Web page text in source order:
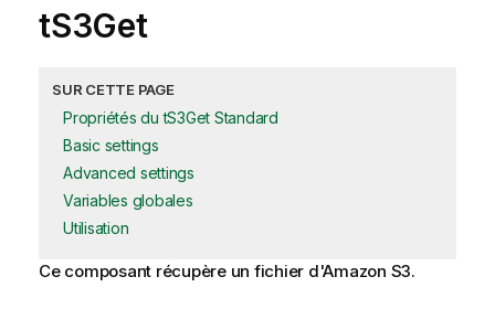
tS3Get
SUR CETTE PAGE
Propriétés du tS3Get Standard
Basic settings
Advanced settings
Variables globales
Utilisation
Ce composant récupère un fichier d'Amazon S3.